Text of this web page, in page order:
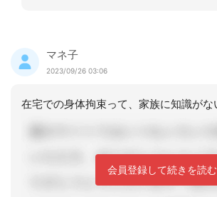
マネ子
2023/09/26 03:06
会員登録して続きを読む